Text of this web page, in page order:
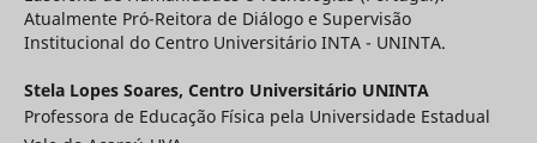
Atualmente Pró-Reitora de Diálogo e Supervisão
Institucional do Centro Universitário INTA - UNINTA.
Stela Lopes Soares, Centro Universitário UNINTA
Professora de Educação Física pela Universidade Estadual